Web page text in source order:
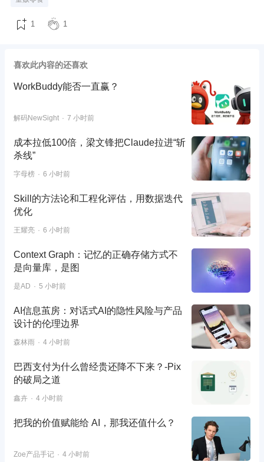
1 1
喜欢此内容的还喜欢
WorkBuddy能否一直赢？
解码NewSight 7 小时前
成本拉低100倍，梁文锋把Claude拉进“斩
杀线”
字母榜 6 小时前
Skill的方法论和工程化评估，用数据迭代
优化
王耀亮 6 小时前
Context Graph：记忆的正确存储方式不
是向量库，是图
是AD 5 小时前
AI信息茧房：对话式AI的隐性风险与产品
设计的伦理边界
森林雨 4 小时前
巴西支付为什么曾经贵还降不下来？-Pix
的破局之道
鑫卉 4 小时前
把我的价值赋能给 AI，那我还值什么？
Zoe产品手记 4 小时前